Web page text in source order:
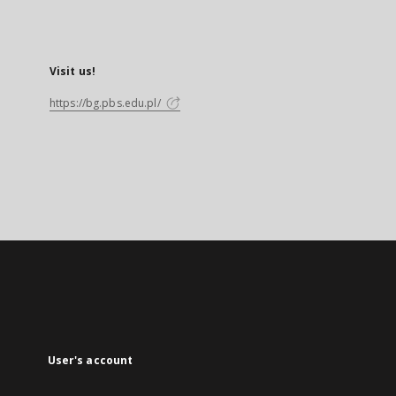
Visit us!
https://bg.pbs.edu.pl/
User's account